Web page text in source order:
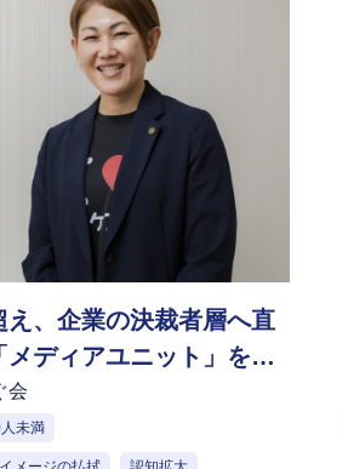
、企業の決裁者層へ直
ディアユニット」を通
離職を防ぐ新たな社会
会
未満